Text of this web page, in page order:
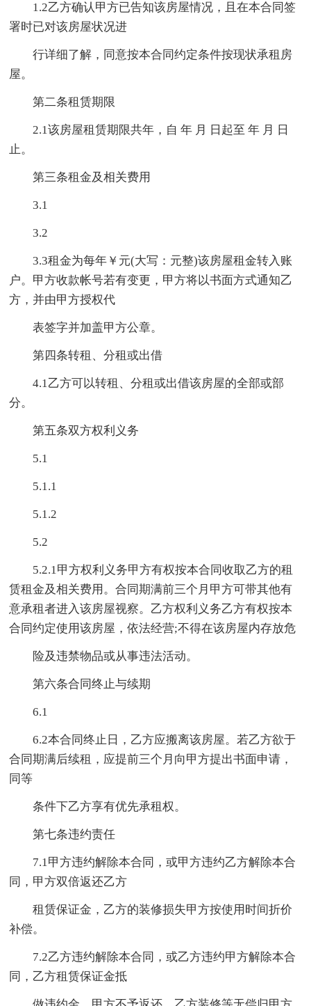
1.2乙方确认甲方已告知该房屋情况，且在本合同签
署时已对该房屋状况进
行详细了解，同意按本合同约定条件按现状承租房
屋。
第二条租赁期限
2.1该房屋租赁期限共年，自 年 月 日起至 年 月 日
止。
第三条租金及相关费用
3.1
3.2
3.3租金为每年￥元(大写：元整)该房屋租金转入账
户。甲方收款帐号若有变更，甲方将以书面方式通知乙
方，并由甲方授权代
表签字并加盖甲方公章。
第四条转租、分租或出借
4.1乙方可以转租、分租或出借该房屋的全部或部
分。
第五条双方权利义务
5.1
5.1.1
5.1.2
5.2
5.2.1甲方权利义务甲方有权按本合同收取乙方的租
赁租金及相关费用。合同期满前三个月甲方可带其他有
意承租者进入该房屋视察。乙方权利义务乙方有权按本
合同约定使用该房屋，依法经营;不得在该房屋内存放危
险及违禁物品或从事违法活动。
第六条合同终止与续期
6.1
6.2本合同终止日，乙方应搬离该房屋。若乙方欲于
合同期满后续租，应提前三个月向甲方提出书面申请，
同等
条件下乙方享有优先承租权。
第七条违约责任
7.1甲方违约解除本合同，或甲方违约乙方解除本合
同，甲方双倍返还乙方
租赁保证金，乙方的装修损失甲方按使用时间折价
补偿。
7.2乙方违约解除本合同，或乙方违约甲方解除本合
同，乙方租赁保证金抵